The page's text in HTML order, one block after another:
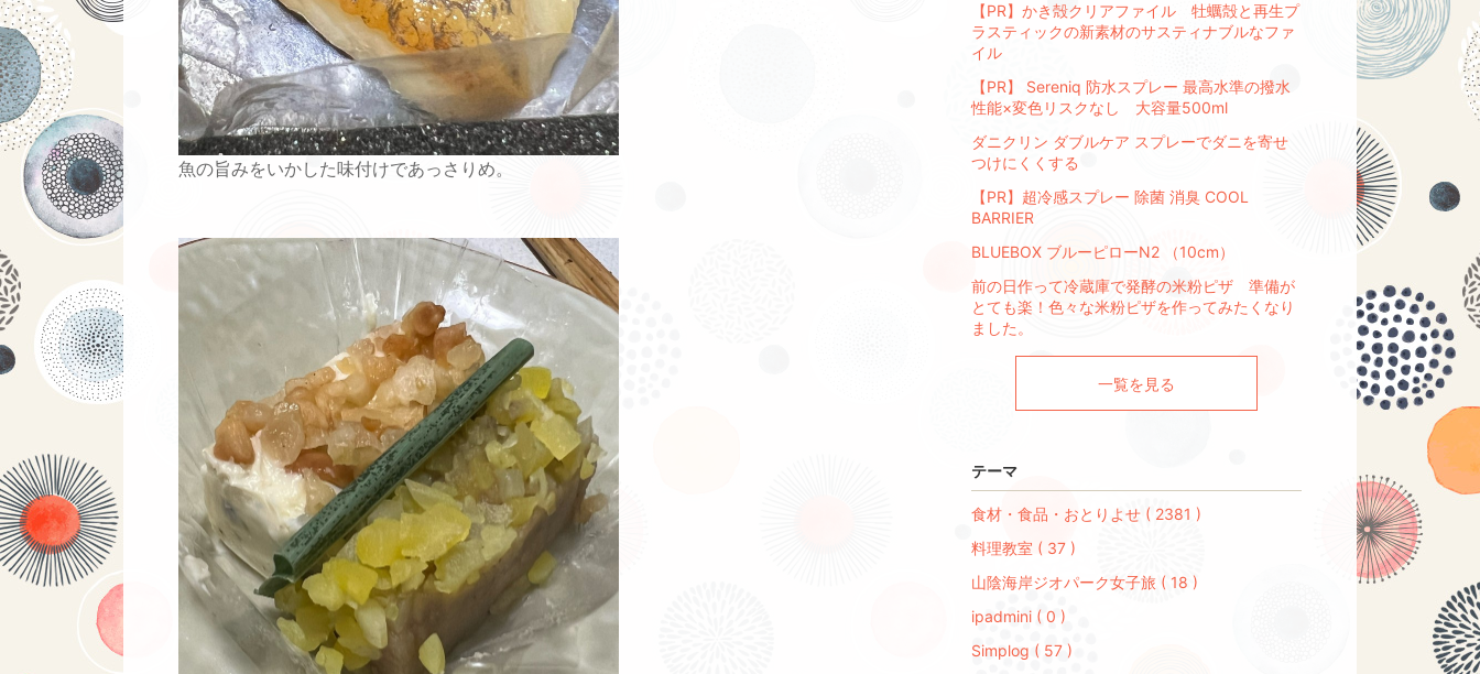
魚の旨みをいかした味付けであっさりめ。
【PR】かき殻クリアファイル 牡蠣殻と再生プ
ラスティックの新素材のサスティナブルなファ
イル
【PR】 Sereniq 防水スプレー 最高水準の撥水
性能×変色リスクなし 大容量500ml
ダニクリン ダブルケア スプレーでダニを寄せ
つけにくくする
【PR】超冷感スプレー 除菌 消臭 COOL
BARRIER
BLUEBOX ブルーピローN2 （10cm）
前の日作って冷蔵庫で発酵の米粉ピザ 準備が
とても楽！色々な米粉ピザを作ってみたくなり
ました。
一覧を見る
テーマ
食材・食品・おとりよせ ( 2381 )
料理教室 ( 37 )
山陰海岸ジオパーク女子旅 ( 18 )
ipadmini ( 0 )
Simplog ( 57 )